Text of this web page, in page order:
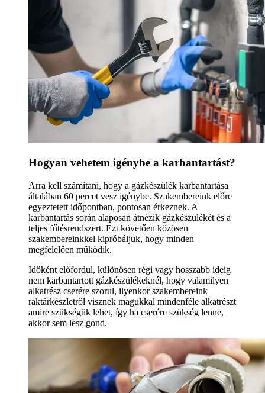
Hogyan vehetem igénybe a karbantartást?
Arra kell számítani, hogy a gázkészülék karbantartása
általában 60 percet vesz igénybe. Szakembereink előre
egyeztetett időpontban, pontosan érkeznek. A
karbantartás során alaposan átnézik gázkészülékét és a
teljes fűtésrendszert. Ezt követően közösen
szakembereinkkel kipróbáljuk, hogy minden
megfelelően működik.
Időként előfordul, különösen régi vagy hosszabb ideig
nem karbantartott gázkészülékeknél, hogy valamilyen
alkatrész cserére szorul, ilyenkor szakembereink
raktárkészletről visznek magukkal mindenféle alkatrészt
amire szükségük lehet, így ha cserére szükség lenne,
akkor sem lesz gond.